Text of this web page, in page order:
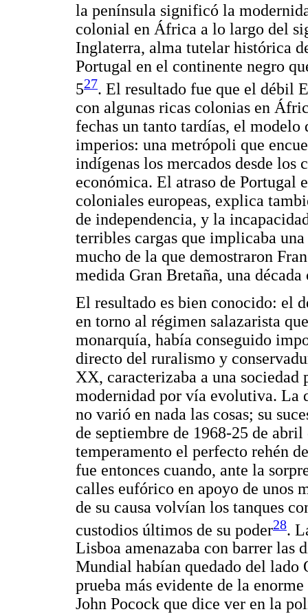
la península significó la
colonial en África a lo largo del
Inglaterra, alma tutelar histórica
Portugal en el continente negro
527. El resultado fue que el débil
con algunas ricas colonias en
fechas un tanto tardías, el
imperios: una metrópoli que
indígenas los mercados desde los
económica. El atraso de Portugal
coloniales europeas, explica
de independencia, y la
terribles cargas que implicaba
mucho de la que demostraron
medida Gran Bretaña, una década
El resultado es bien conocido: el
en torno al régimen salazarista
monarquía, había conseguido
directo del ruralismo y
XX, caracterizaba a una sociedad
modernidad por vía evolutiva. La
no varió en nada las cosas; su
de septiembre de 1968-25 de
temperamento el perfecto rehén
fue entonces cuando, ante la
calles eufórico en apoyo de unos
de su causa volvían los tanques
custodios últimos de su poder28.
Lisboa amenazaba con barrer las
Mundial habían quedado del
prueba más evidente de la
John Pocock que dice ver en la